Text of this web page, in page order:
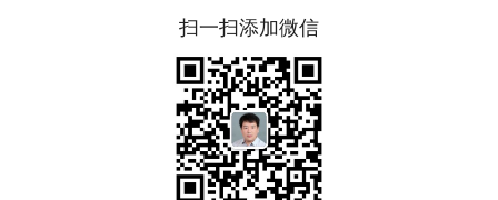
扫一扫添加微信